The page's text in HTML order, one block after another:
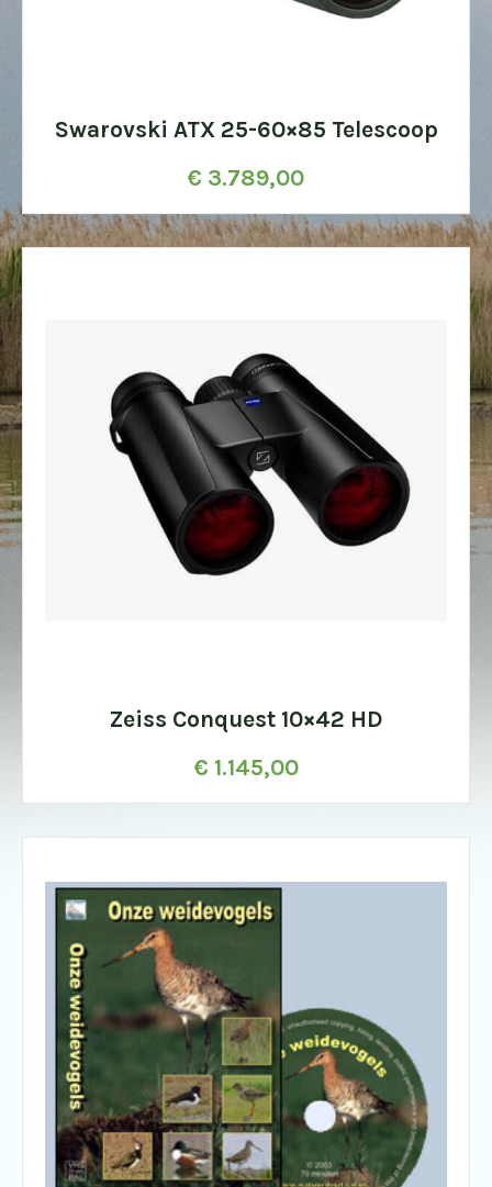
Swarovski ATX 25-60×85 Telescoop
€ 3.789,00
Zeiss Conquest 10×42 HD
€ 1.145,00